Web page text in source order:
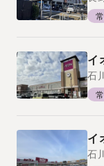
イ
石
イ
石